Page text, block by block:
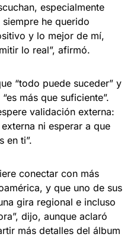
especialmente
he querido
y lo mejor de mí,
lo real”, afirmó.
“todo puede suceder” y
más que suficiente”.
validación externa:
ni esperar a que
en ti”.
conectar con más
y que uno de sus
gira regional e incluso
dijo, aunque aclaró
más detalles del álbum